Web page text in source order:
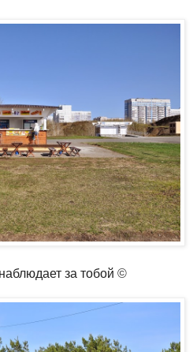
за тобой ©